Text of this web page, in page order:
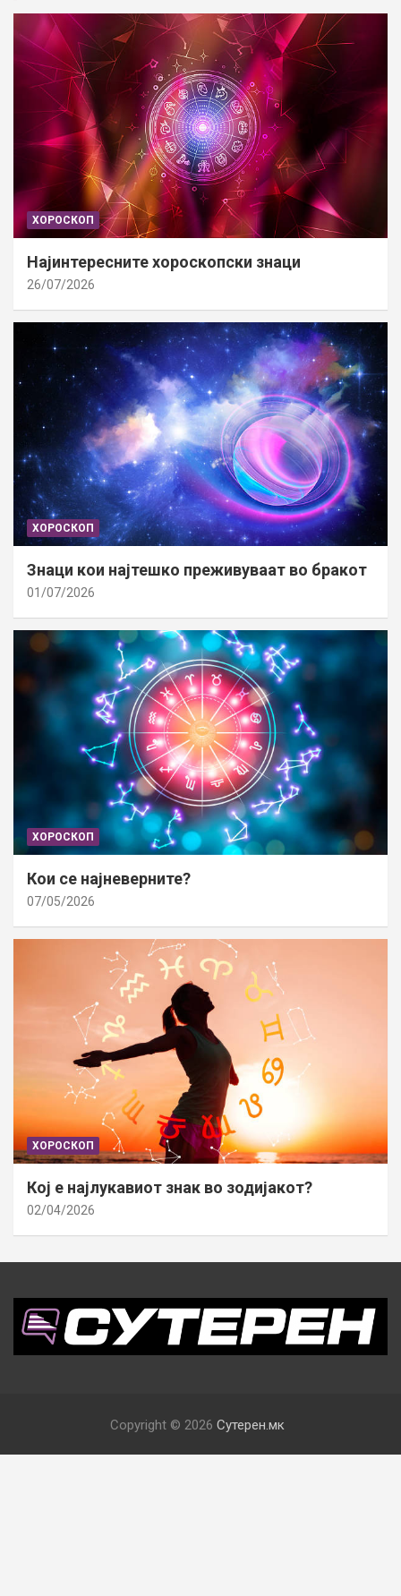
ХОРОСКОП
Најинтересните хороскопски знаци
26/07/2026
ХОРОСКОП
Знаци кои најтешко преживуваат во бракот
01/07/2026
ХОРОСКОП
Кои се најневерните?
07/05/2026
ХОРОСКОП
Кој е најлукавиот знак во зодијакот?
02/04/2026
Copyright © 2026 Сутерен.мк